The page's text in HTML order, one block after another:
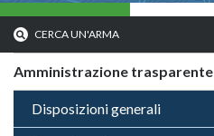
CERCA UN'ARMA
Amministrazione trasparente
Disposizioni generali